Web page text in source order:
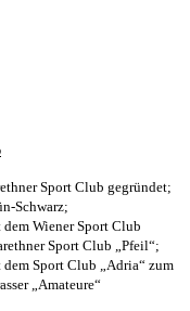
Sport Club gegründet;
Schwarz;
Wiener Sport Club
Sport Club „Pfeil“;
Sport Club „Adria“ zum
„Amateure“